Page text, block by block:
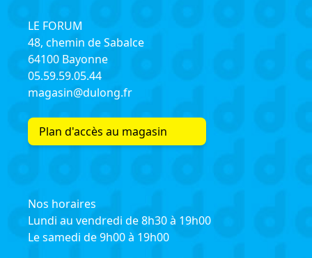
LE FORUM
48, chemin de Sabalce
64100 Bayonne
05.59.59.05.44
magasin@dulong.fr
Plan d'accès au magasin
Nos horaires
Lundi au vendredi de 8h30 à 19h00
Le samedi de 9h00 à 19h00